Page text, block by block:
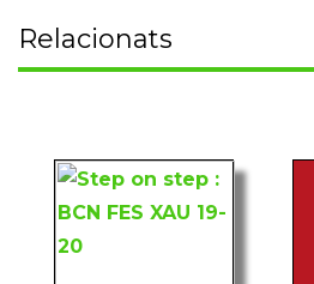
Relacionats